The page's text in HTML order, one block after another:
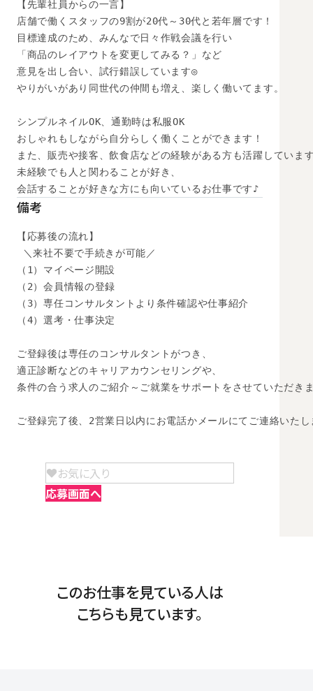
【先輩社員からの一言】
店舗で働くスタッフの9割が20代～30代と若年層です！
目標達成のため、みんなで日々作戦会議を行い
「商品のレイアウトを変更してみる？」など
意見を出し合い、試行錯誤しています◎
やりがいがあり同世代の仲間も増え、楽しく働いてます。
シンプルネイルOK、通勤時は私服OK
おしゃれもしながら自分らしく働くことができます！
また、販売や接客、飲食店などの経験がある方も活躍していま
未経験でも人と関わることが好き、
会話することが好きな方にも向いているお仕事です♪
備考
【応募後の流れ】
＼来社不要で手続きが可能／
（1）マイページ開設
（2）会員情報の登録
（3）専任コンサルタントより条件確認や仕事紹介
（4）選考・仕事決定
ご登録後は専任のコンサルタントがつき、
適正診断などのキャリアカウンセリングや、
条件の合う求人のご紹介～ご就業をサポートをさせていただき
ご登録完了後、2営業日以内にお電話かメールにてご連絡いたし
お気に入り
応募画面へ
このお仕事を見ている人は
こちらも見ています。